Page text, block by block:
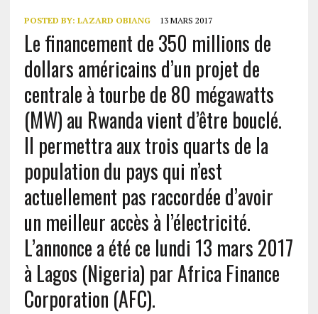
POSTED BY: LAZARD OBIANG 13 MARS 2017
Le financement de 350 millions de
dollars américains d’un projet de
centrale à tourbe de 80 mégawatts
(MW) au Rwanda vient d’être bouclé.
Il permettra aux trois quarts de la
population du pays qui n’est
actuellement pas raccordée d’avoir
un meilleur accès à l’électricité.
L’annonce a été ce lundi 13 mars 2017
à Lagos (Nigeria) par Africa Finance
Corporation (AFC).